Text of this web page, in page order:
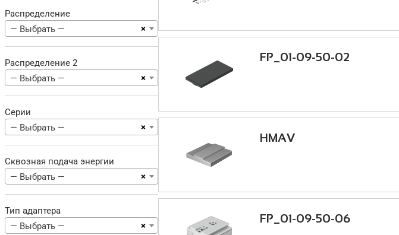
Распределение
×
— Выбрать —
Распределение 2
×
— Выбрать —
Серии
×
— Выбрать —
Сквозная подача энергии
×
— Выбрать —
Тип адаптера
×
— Выбрать —
FP_01-09-50-02
HMAV
FP_01-09-50-06